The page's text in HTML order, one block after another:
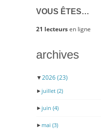
VOUS ÊTES…
21 lecteursen ligne
archives
▼2026(23)
► juillet (2)
► juin (4)
► mai (3)